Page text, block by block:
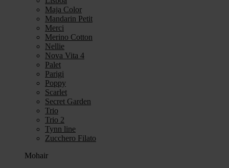
Maja Color
Mandarin Petit
Merci
Merino Cotton
Nellie
Nova Vita 4
Palet
Parigi
Poppy
Scarlet
Secret Garden
Trio
Trio 2
Tynn line
Zucchero Filato
Mohair